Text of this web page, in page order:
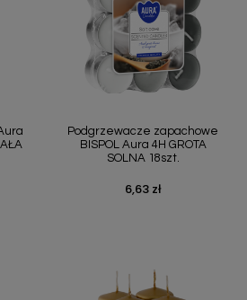
Podgrzewacze zapachowe
BISPOL Aura 4H GROTA
SOLNA 18szt.
Cena
6,63 zł